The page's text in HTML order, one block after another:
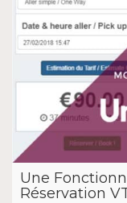
Une
Réservation